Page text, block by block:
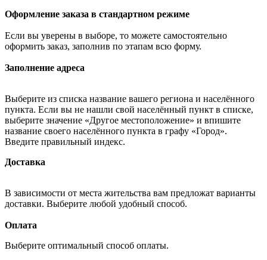
Оформление заказа в стандартном режиме
Если вы уверены в выборе, то можете самостоятельно
оформить заказ, заполнив по этапам всю форму.
Заполнение адреса
Выберите из списка название вашего региона и населённого
пункта. Если вы не нашли свой населённый пункт в списке,
выберите значение «Другое местоположение» и впишите
название своего населённого пункта в графу «Город».
Введите правильный индекс.
Доставка
В зависимости от места жительства вам предложат варианты
доставки. Выберите любой удобный способ.
Оплата
Выберите оптимальный способ оплаты.